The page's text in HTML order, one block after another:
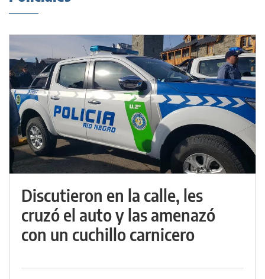
Discutieron en la calle, les
cruzó el auto y las amenazó
con un cuchillo carnicero